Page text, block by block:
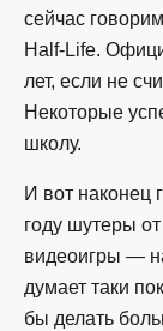
сейчас
Half-Life.
лет, если не
Некоторые
школу.
И вот наконец
году шутеры
видеоигры —
думает таки
бы делать